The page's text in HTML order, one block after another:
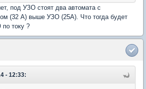
под УЗО стоят два автомата с
(32 А) выше УЗО (25A). Что тогда будет
току ?
- 12:33: